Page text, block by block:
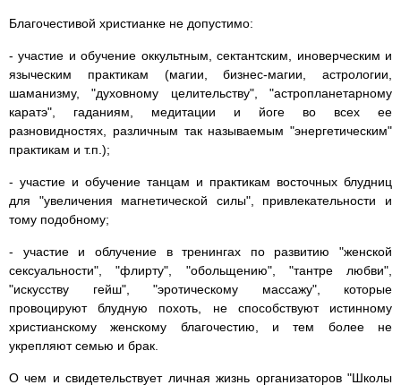
Благочестивой христианке не допустимо:
- участие и обучение оккультным, сектантским, иноверческим и
языческим практикам (магии, бизнес-магии, астрологии,
шаманизму, "духовному целительству", "астропланетарному
каратэ", гаданиям, медитации и йоге во всех ее
разновидностях, различным так называемым "энергетическим"
практикам и т.п.);
- участие и обучение танцам и практикам восточных блудниц
для "увеличения магнетической силы", привлекательности и
тому подобному;
- участие и облучение в тренингах по развитию "женской
сексуальности", "флирту", "обольщению", "тантре любви",
"искусству гейш", "эротическому массажу", которые
провоцируют блудную похоть, не способствуют истинному
христианскому женскому благочестию, и тем более не
укрепляют семью и брак.
О чем и свидетельствует личная жизнь организаторов "Школы